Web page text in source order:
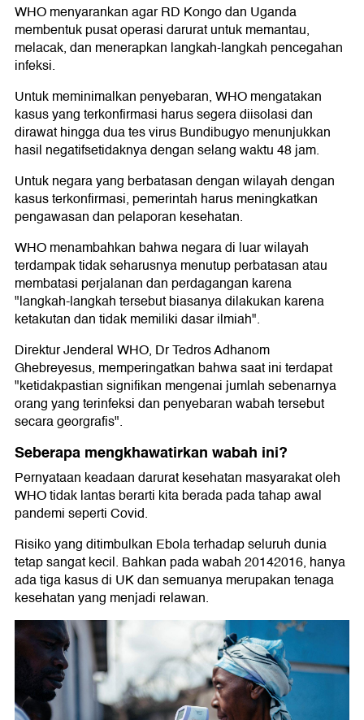
WHO menyarankan agar RD Kongo dan Uganda
membentuk pusat operasi darurat untuk memantau,
melacak, dan menerapkan langkah-langkah pencegahan
infeksi.
Untuk meminimalkan penyebaran, WHO mengatakan
kasus yang terkonfirmasi harus segera diisolasi dan
dirawat hingga dua tes virus Bundibugyo menunjukkan
hasil negatifsetidaknya dengan selang waktu 48 jam.
Untuk negara yang berbatasan dengan wilayah dengan
kasus terkonfirmasi, pemerintah harus meningkatkan
pengawasan dan pelaporan kesehatan.
WHO menambahkan bahwa negara di luar wilayah
terdampak tidak seharusnya menutup perbatasan atau
membatasi perjalanan dan perdagangan karena
"langkah-langkah tersebut biasanya dilakukan karena
ketakutan dan tidak memiliki dasar ilmiah".
Direktur Jenderal WHO, Dr Tedros Adhanom
Ghebreyesus, memperingatkan bahwa saat ini terdapat
"ketidakpastian signifikan mengenai jumlah sebenarnya
orang yang terinfeksi dan penyebaran wabah tersebut
secara georgrafis".
Seberapa mengkhawatirkan wabah ini?
Pernyataan keadaan darurat kesehatan masyarakat oleh
WHO tidak lantas berarti kita berada pada tahap awal
pandemi seperti Covid.
Risiko yang ditimbulkan Ebola terhadap seluruh dunia
tetap sangat kecil. Bahkan pada wabah 20142016, hanya
ada tiga kasus di UK dan semuanya merupakan tenaga
kesehatan yang menjadi relawan.